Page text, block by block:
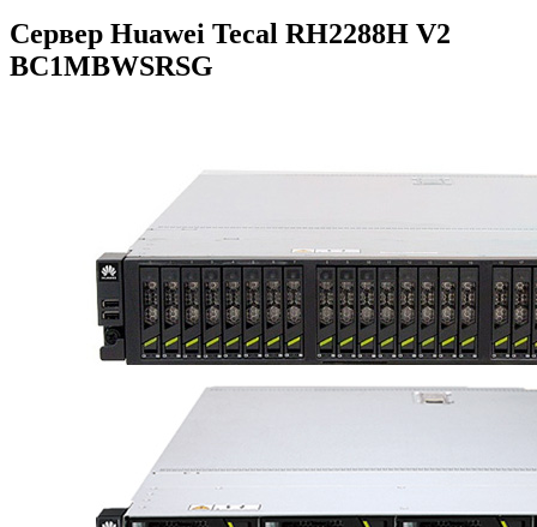
Сервер Huawei Tecal RH2288H V2
BC1MBWSRSG